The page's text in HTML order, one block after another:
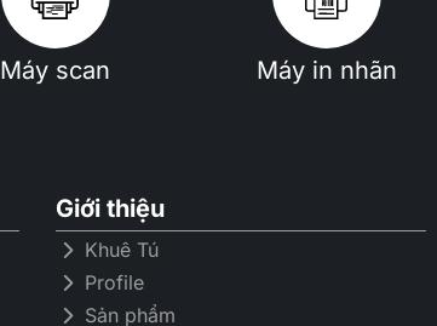
Máy scan Máy in nhãn
Giới thiệu
Khuê Tú
Profile
Sản phẩm